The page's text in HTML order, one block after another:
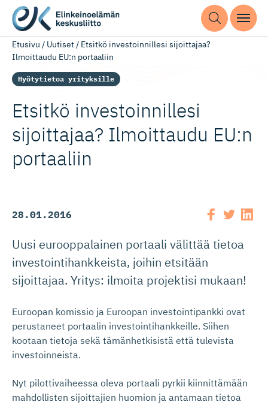
Etusivu / Uutiset/ Etsitkö investoinnillesi sijoittajaa?
Ilmoittaudu EU:n portaaliin
Hyötytietoa yrityksille
Etsitkö investoin­nillesi
sijoittajaa? Ilmoittaudu EU:n
portaaliin
28.01.2016
Uusi eurooppalainen portaali välittää tietoa
investointihankkeista, joihin etsitään
sijoittajaa. Yritys: ilmoita projektisi mukaan!
Euroopan komissio ja Euroopan investointipankki ovat
perustaneet portaalin investointihankkeille. Siihen
kootaan tietoja sekä tämänhetkisistä että tulevista
investoinneista.
Nyt pilottivaiheessa oleva portaali pyrkii kiinnittämään
mahdollisten sijoittajien huomion ja antamaan tietoa